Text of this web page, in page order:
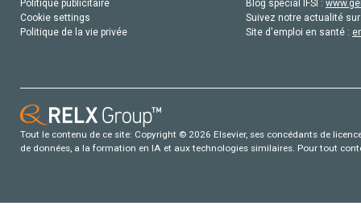
Politique publicitaire
Cookie settings
Politique de la vie privée
Blog special IFSI :
Suivez notre actualité
Site d'emploi en santé :
Tout le contenu de ce site: Copyright © 2026 Elsevier, ses concédants de
de données, a la formation en IA et aux technologies similaires. Pour tout